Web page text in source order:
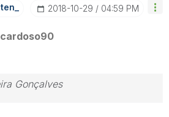
‎2018-10-29 04:59 PM
Gonçalves